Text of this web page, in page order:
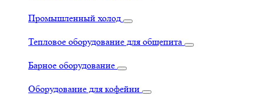
Промышленный холод
Тепловое оборудование для общепита
Барное оборудование
Оборудование для кофейни